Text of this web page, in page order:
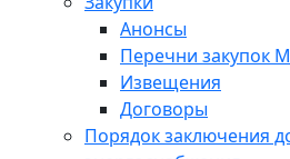
Анонсы
Перечни закупок
Извещения
Договоры
Порядок заключения